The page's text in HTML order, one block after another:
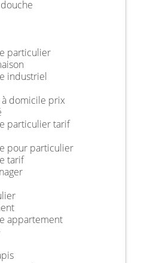
particulier
industriel
à domicile prix
particulier tarif
pour particulier
tarif
appartement